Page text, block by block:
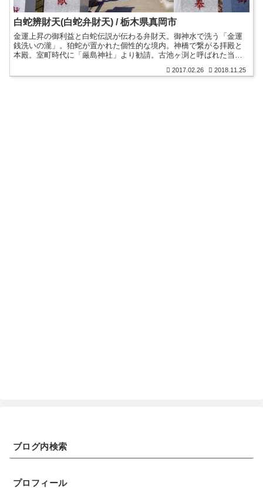
白蛇辨財天(白蛇弁財天) / 栃木県真岡市
金運上昇の御利益と白蛇伝説が伝わる弁財天。御神水で洗う「金運
銭洗いの瀧」。狛蛇が置かれた個性的な境内。神橋で繋がる拝殿と
本殿。室町時代に「厳島神社」より勧請。古池ヶ渕と呼ばれた当地
2017.02.26 2018.11.25
ブログ内検索
プロフィール